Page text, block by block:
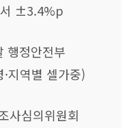
서 ±3.4%p
행정안전부
지역별 셀가중)
사심의위원회